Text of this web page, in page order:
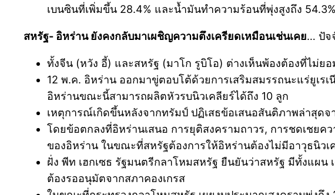
เบนซินที่เพิ่มขึ้น 28.4% และน้ำมันทำความร้อนที่พุ่งสูงถึง
สหรัฐ- อิหร่าน ยังคงกลับมาเผชิญความตึงเครียดเหมือนเช่นเคย… ปัจ
ทั้งจีน (หวัง อี้) และสหรัฐ (มาโก รูบิโอ) ต่างเห็นพ้องต้องที่ไม่ย
12 พ.ค. อิหร่าน ออกมาขู่ตอบโต้ด้วยการเสริมสมรรถนะแร่ยูเร
อิหร่านขณะนี้สามารถผลิตหัวรบนิวเคลียร์ได้ถึง 10 ลูก
เหตุการณ์เกิดขึ้นหลังจากทรัมป์ ปฏิเสธข้อเสนอสันติภาพล่าสุด
โดยข้อตกลงที่อิหร่านเสนอ การยุติสงครามถาวร, การชดเชยค
ของอิหร่าน ในขณะที่สหรัฐต้องการให้อิหร่านต้องไม่มีอาวุธนิวเ
ฝั่ง พีท เฮกเซธ รัฐมนตรีกลาโหมสหรัฐ ยืนยันว่าสหรัฐ มีทั้งแผ
ต้องรออนุมัตจากสภาคองเกรส